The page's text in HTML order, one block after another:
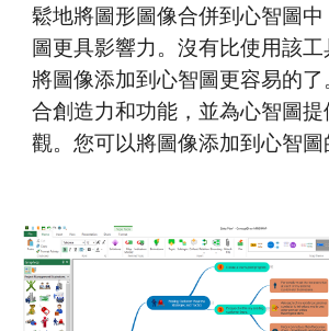
鬆地將圖形圖像合併到心智圖
圖更具影響力。沒有比使用該
將圖像添加到心智圖更容易的
合創造力和功能，並為心智圖
觀。您可以將圖像添加到心智圖